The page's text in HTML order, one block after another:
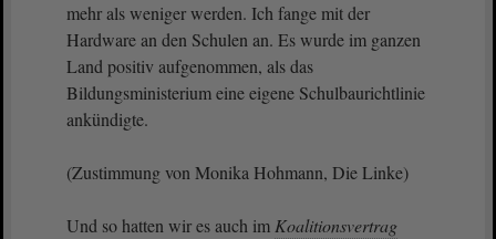
mehr als weniger werden. Ich fange mit der
Hardware an den Schulen an. Es wurde im ganzen
Land positiv aufgenommen, als das
Bildungsministerium eine eigene Schulbaurichtlinie
ankündigte.
(Zustimmung von Monika Hohmann, Die Linke)
Und so hatten wir es auch im Koalitionsvertrag